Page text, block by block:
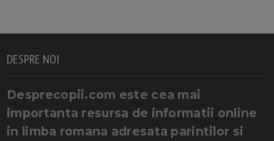
DESPRE NOI
Desprecopii.com este cea mai
importanta resursa de informatii online
in limba romana adresata parintilor si